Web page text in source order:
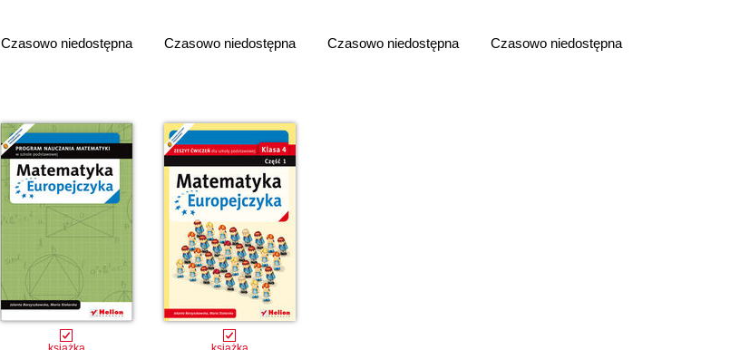
Czasowo niedostępna Czasowo niedostępna Czasowo niedostępna Czasowo niedostępna